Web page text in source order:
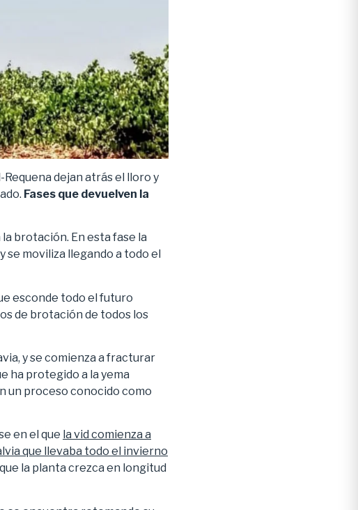
dejan atrás el lloro y
Fases que devuelven la
la brotación. En esta fase la
moviliza llegando a todo el
esconde todo el futuro
de brotación de todos los
y se comienza a fracturar
ha protegido a la yema
un proceso conocido como
en el que la vid comienza a
que llevaba todo el invierno
la planta crezca en longitud